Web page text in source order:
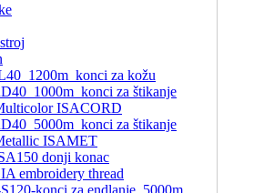
za kožu
za štikanje
ISACORD
za štikanje
ISAMET
donji konac
embroidery thread
konci za endlanje_5000m